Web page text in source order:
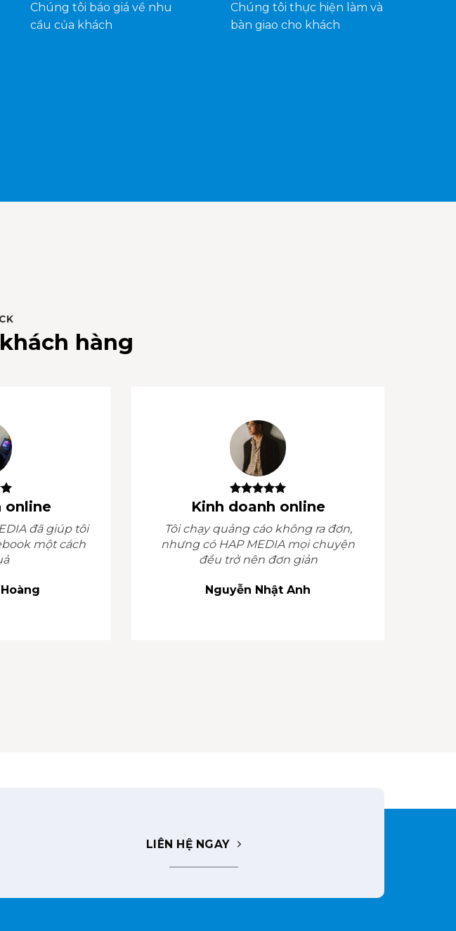
Chúng tôi báo giá về nhu
cầu của khách
Chúng tôi thực hiện làm và
bàn giao cho khách
hàng
online
đã giúp tôi
một cách
Kinh doanh online
Tôi chạy quảng cáo không ra đơn,
nhưng có HAP MEDIA mọi chuyện
đều trở nên đơn giản
Nguyễn Nhật Anh
LIÊN HỆ NGAY